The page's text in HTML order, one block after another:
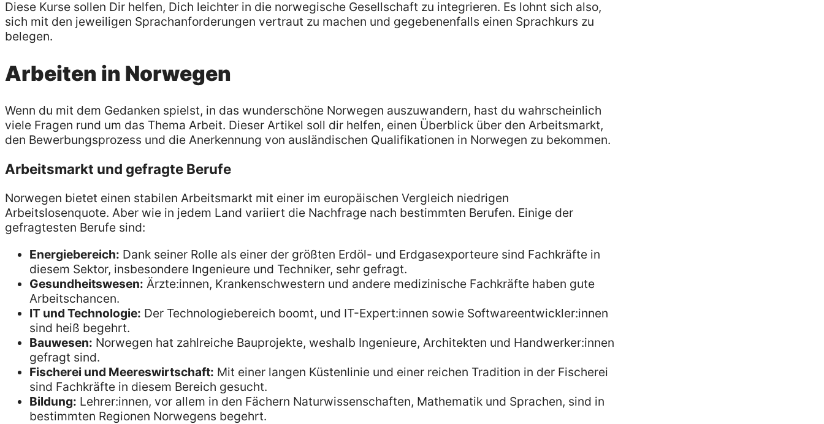
Diese Kurse sollen Dir helfen, Dich leichter in die norwegische Gesellschaft zu integrieren. Es lohnt sich also,
sich mit den jeweiligen Sprachanforderungen vertraut zu machen und gegebenenfalls einen Sprachkurs zu
belegen.
Arbeiten in Norwegen
Wenn du mit dem Gedanken spielst, in das wunderschöne Norwegen auszuwandern, hast du wahrscheinlich
viele Fragen rund um das Thema Arbeit. Dieser Artikel soll dir helfen, einen Überblick über den Arbeitsmarkt,
den Bewerbungsprozess und die Anerkennung von ausländischen Qualifikationen in Norwegen zu bekommen.
Arbeitsmarkt und gefragte Berufe
Norwegen bietet einen stabilen Arbeitsmarkt mit einer im europäischen Vergleich niedrigen
Arbeitslosenquote. Aber wie in jedem Land variiert die Nachfrage nach bestimmten Berufen. Einige der
gefragtesten Berufe sind:
Energiebereich: Dank seiner Rolle als einer der größten Erdöl- und Erdgasexporteure sind Fachkräfte in
diesem Sektor, insbesondere Ingenieure und Techniker, sehr gefragt.
Gesundheitswesen: Ärzte:innen, Krankenschwestern und andere medizinische Fachkräfte haben gute
Arbeitschancen.
IT und Technologie: Der Technologiebereich boomt, und IT-Expert:innen sowie Softwareentwickler:innen
sind heiß begehrt.
Bauwesen: Norwegen hat zahlreiche Bauprojekte, weshalb Ingenieure, Architekten und Handwerker:innen
gefragt sind.
Fischerei und Meereswirtschaft: Mit einer langen Küstenlinie und einer reichen Tradition in der Fischerei
sind Fachkräfte in diesem Bereich gesucht.
Bildung: Lehrer:innen, vor allem in den Fächern Naturwissenschaften, Mathematik und Sprachen, sind in
bestimmten Regionen Norwegens begehrt.